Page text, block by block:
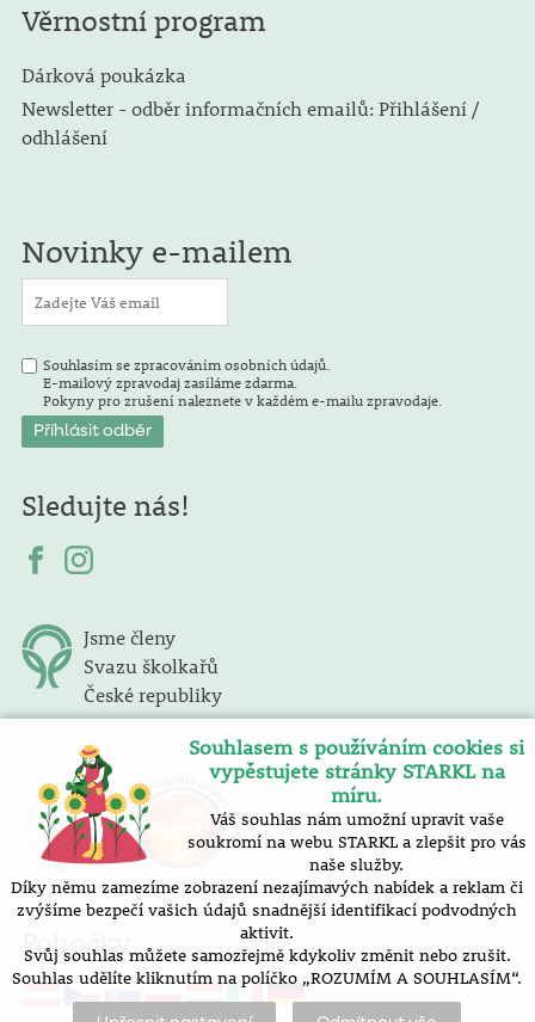
Věrnostní program
Dárková poukázka
Newsletter - odběr informačních emailů: Přihlášení /
odhlášení
Novinky e-mailem
Souhlasím se zpracováním osobních údajů.
E-mailový zpravodaj zasíláme zdarma.
Pokyny pro zrušení naleznete v každém e-mailu zpravodaje.
Sledujte nás!
Jsme členy
Svazu školkařů
České republiky
Pobočky
Souhlasem s používáním cookies si
vypěstujete stránky STARKL na
míru.
Váš souhlas nám umožní upravit vaše
soukromí na webu STARKL a zlepšit pro vás
naše služby.
Díky němu zamezíme zobrazení nezajímavých nabídek a reklam či
zvýšíme bezpečí vašich údajů snadnější identifikací podvodných
aktivit.
Svůj souhlas můžete samozřejmě kdykoliv změnit nebo zrušit.
Souhlas udělíte kliknutím na políčko „ROZUMÍM A SOUHLASÍM“.